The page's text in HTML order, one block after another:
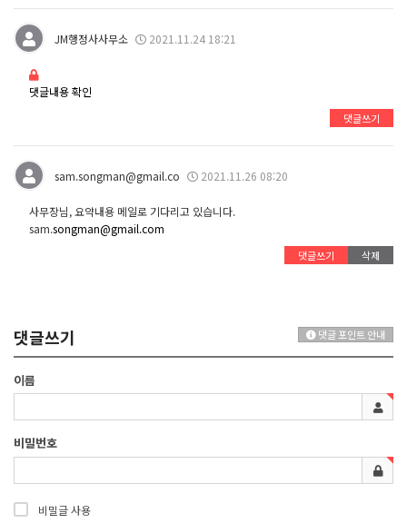
JM행정사사무소 2021.11.24 18:21
댓글내용 확인
댓글쓰기
sam.songman@gmail.co 2021.11.26 08:20
사무장님, 요약내용 메일로 기다리고 있습니다.
sam.songman@gmail.com
댓글쓰기 삭제
댓글쓰기 댓글 포인트 안내
이름
비밀번호
비밀글 사용